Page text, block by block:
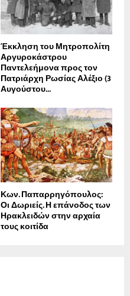
Έκκληση του Μητροπολίτη
Αργυροκάστρου
Παντελεήμονα προς τον
Πατριάρχη Ρωσίας Αλέξιο (3
Αυγούστου...
Κων. Παπαρρηγόπουλος:
Οι Δωριείς. Η επάνοδος των
Ηρακλειδών στην αρχαία
τους κοιτίδα